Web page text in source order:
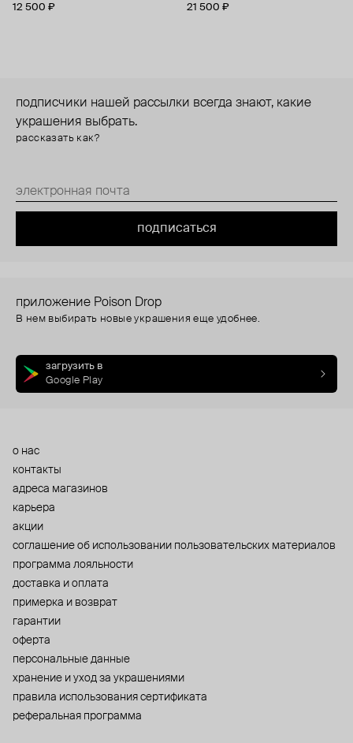
бронзы с родиевым покрытием
12 500 ₽
бронзы с родиевым покрытием
21 500 ₽
подписчики нашей рассылки всегда знают, какие
украшения выбрать.
рассказать как?
подписаться
приложение Poison Drop
В нем выбирать новые украшения еще удобнее.
загрузить в
Google Play
о нас
контакты
адреса магазинов
карьера
акции
cоглашение об использовании пользовательских материалов
программа лояльности
доставка и оплата
примерка и возврат
гарантии
оферта
персональные данные
хранение и уход за украшениями
правила использования сертификата
реферальная программа